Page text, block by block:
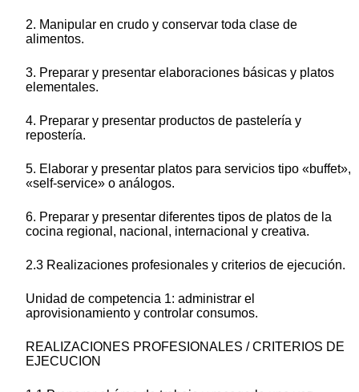
2. Manipular en crudo y conservar toda clase de
alimentos.
3. Preparar y presentar elaboraciones básicas y platos
elementales.
4. Preparar y presentar productos de pastelería y
repostería.
5. Elaborar y presentar platos para servicios tipo «buffet»,
«self-service» o análogos.
6. Preparar y presentar diferentes tipos de platos de la
cocina regional, nacional, internacional y creativa.
2.3 Realizaciones profesionales y criterios de ejecución.
Unidad de competencia 1: administrar el
aprovisionamiento y controlar consumos.
REALIZACIONES PROFESIONALES / CRITERIOS DE
EJECUCION